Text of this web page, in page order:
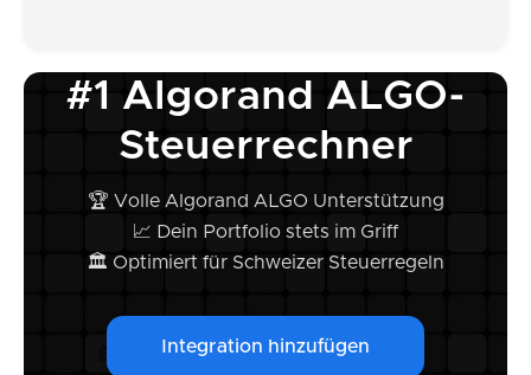
#1 Algorand ALGO-
Steuerrechner
🏆 Volle Algorand ALGO Unterstützung
📈 Dein Portfolio stets im Griff
🏛️ Optimiert für Schweizer Steuerregeln
Integration hinzufügen